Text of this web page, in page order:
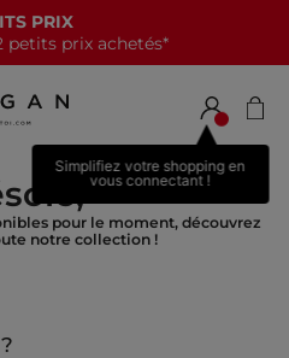
PRIX
petits prix achetés*
Simplifiez votre shopping en
vous connectant !
pour le moment, découvrez
notre collection !